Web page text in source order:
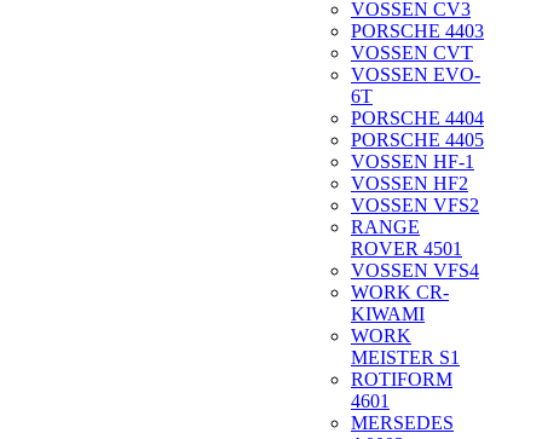
VOSSEN CV3
PORSCHE 4403
VOSSEN CVT
VOSSEN EVO-
6T
PORSCHE 4404
PORSCHE 4405
VOSSEN HF-1
VOSSEN HF2
VOSSEN VFS2
RANGE
ROVER 4501
VOSSEN VFS4
WORK CR-
KIWAMI
WORK
MEISTER S1
ROTIFORM
4601
MERSEDES